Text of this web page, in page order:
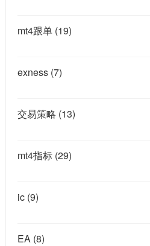
mt4跟单 (19)
exness (7)
交易策略 (13)
mt4指标 (29)
ic (9)
EA (8)